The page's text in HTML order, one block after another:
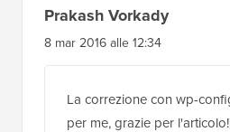
Prakash Vorkady
8 mar 2016 alle 12:34
La correzione con wp-
per me, grazie per